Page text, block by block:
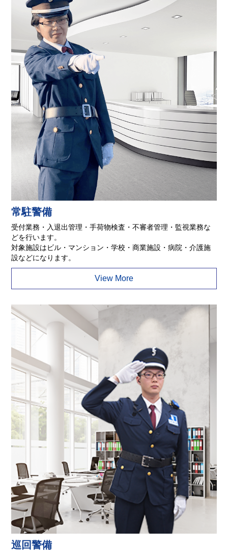
常駐警備
受付業務・入退出管理・手荷物検査・不審者管理・監視業務な
どを行います。
対象施設はビル・マンション・学校・商業施設・病院・介護施
設などになります。
View More
巡回警備